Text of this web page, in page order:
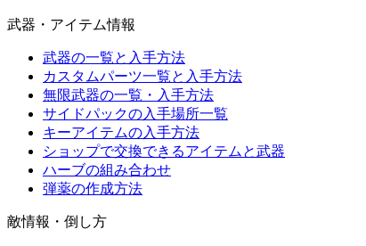
武器・アイテム情報
武器の一覧と入手方法
カスタムパーツ一覧と入手方法
無限武器の一覧・入手方法
サイドパックの入手場所一覧
キーアイテムの入手方法
ショップで交換できるアイテムと武器
ハーブの組み合わせ
弾薬の作成方法
敵情報・倒し方